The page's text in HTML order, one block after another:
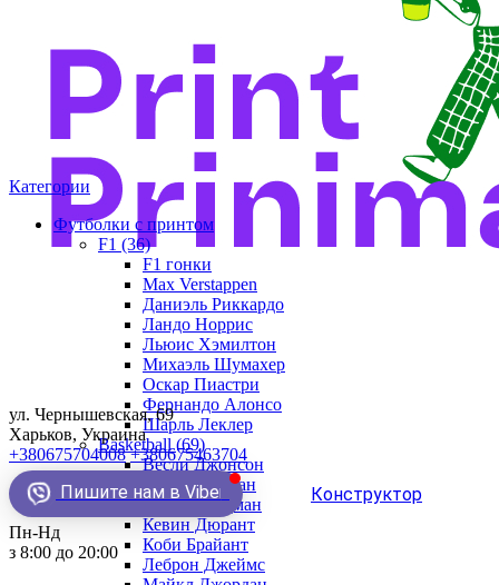
ул. Чернышевская, 69
Харьков, Украина
+380675704008 +380675463704
Пишите нам в Viber Конструктор
Пн-Нд
з 8:00 до 20:00
Категории
Футболки с принтом
F1 (36)
F1 гонки
Max Verstappen
Даниэль Риккардо
Ландо Норрис
Льюис Хэмилтон
Михаэль Шумахер
Оскар Пиастри
Фернандо Алонсо
Шарль Леклер
Basketball (69)
Весли Джонсон
Демар Деразан
Деннис Родман
Кевин Дюрант
Коби Брайант
Леброн Джеймс